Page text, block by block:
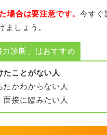
テカりの原因になるのでな
3点を厳守！ 「触りすぎ
以下の3点です。
に皮脂と水分を完全オフし
場合は要注意です。今すぐ
ましょう。
診断」はおすすめ
たことがない人
たかわからない人
面接に臨みたい人